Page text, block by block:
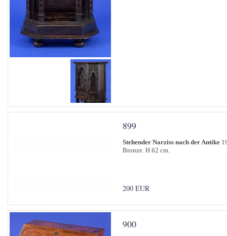
899
Stehender Narziss nach der Antike
Bronze. H 62 cm.
200 EUR
900